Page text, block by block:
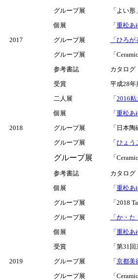
グループ展
「よい
個展
「 重松
2017
グループ展 「ひろ
グループ展
「
参考書誌
カタロ
受賞
平成28年
二人展
「 2016
個展
「 重松あ
2018
グループ展
「日本
グループ展
「 ひょう
グループ展 「
参考書誌
カタログ
個展
「 重松あ
グループ展
「2018
グループ展
「か・
個展
「 重松あ
受賞
「第31
2019
グループ展 「 京都美
グループ展
「